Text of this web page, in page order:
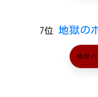
7位 地獄の
地獄